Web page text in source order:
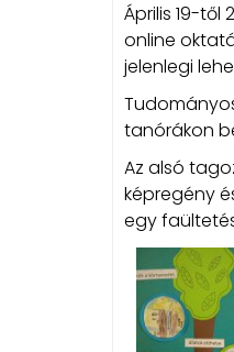
Április 19-
online
jelenlegi
tanórákon
Az alsó
képregény
egy